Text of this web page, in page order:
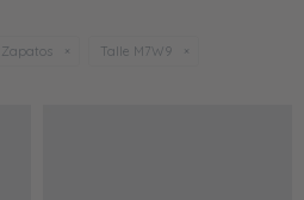
Zapatos Talle M7W9